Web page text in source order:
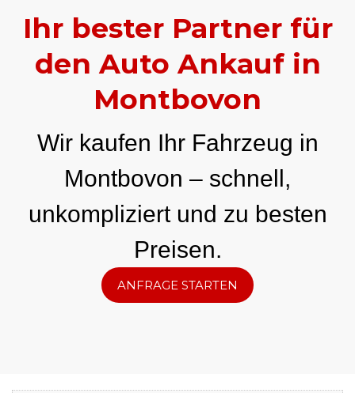
Ihr bester Partner für
den Auto Ankauf in
Montbovon
Wir kaufen Ihr Fahrzeug in
Montbovon – schnell,
unkompliziert und zu besten
Preisen.
ANFRAGE STARTEN